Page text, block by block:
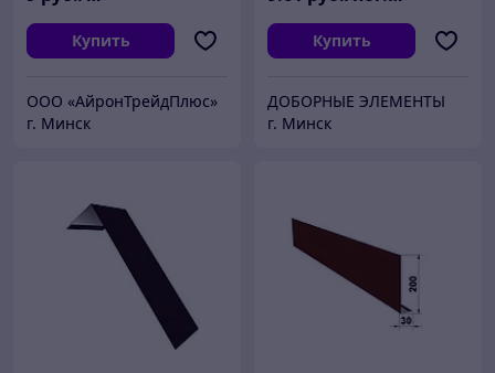
Купить
ООО «АйронТрейдПлюс»
г. Минск
Купить
ДОБОРНЫЕ ЭЛЕМЕНТЫ
г. Минск